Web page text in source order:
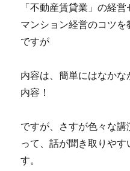
「不動産賃貸業」の経
マンション経営のコツ
ですが
内容は、簡単にはなか
内容！
ですが、さすが色々な
って、話が聞き取りや
す。